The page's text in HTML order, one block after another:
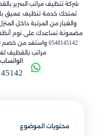
شركة تنظيف مراتب السرير
تمنحك خدمة تنظيف عميق
والغبار من المرتبة داخل
مضمونة تساعدك على نوم أنظف
مراتب بالقطيف
الواتساب
محتويات الموضوع